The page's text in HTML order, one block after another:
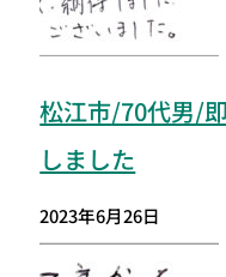
松江市/70代男/
しました
2023年6月26日